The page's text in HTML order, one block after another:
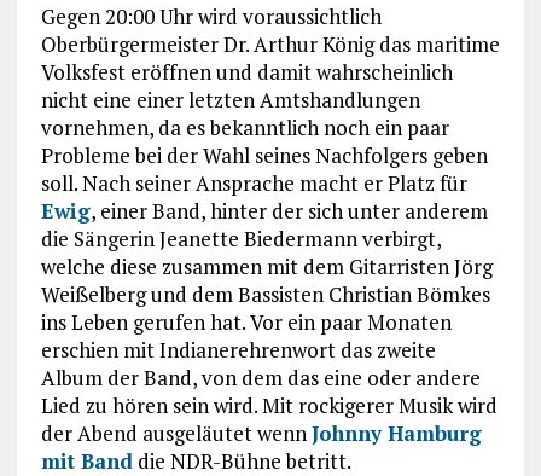
Gegen 20:00 Uhr wird voraussichtlich
Oberbürgermeister Dr. Arthur König das maritime
Volksfest eröffnen und damit wahrscheinlich
nicht eine einer letzten Amtshandlungen
vornehmen, da es bekanntlich noch ein paar
Probleme bei der Wahl seines Nachfolgers geben
soll. Nach seiner Ansprache macht er Platz für
Ewig, einer Band, hinter der sich unter anderem
die Sängerin Jeanette Biedermann verbirgt,
welche diese zusammen mit dem Gitarristen Jörg
Weißelberg und dem Bassisten Christian Bömkes
ins Leben gerufen hat. Vor ein paar Monaten
erschien mit Indianerehrenwort das zweite
Album der Band, von dem das eine oder andere
Lied zu hören sein wird. Mit rockigerer Musik wird
der Abend ausgeläutet wenn Johnny Hamburg
mit Band die NDR-Bühne betritt.